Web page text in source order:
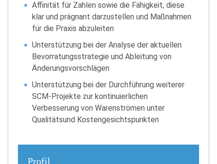
Affinität für Zahlen sowie die Fähigkeit, diese
klar und prägnant darzustellen und Maßnahmen
für die Praxis abzuleiten
Unterstützung bei der Analyse der aktuellen
Bevorratungsstrategie und Ableitung von
Änderungsvorschlägen
Unterstützung bei der Durchführung weiterer
SCM-Projekte zur kontinuierlichen
Verbesserung von Warenströmen unter
Qualitätsund Kostengesichtspunkten
Profil